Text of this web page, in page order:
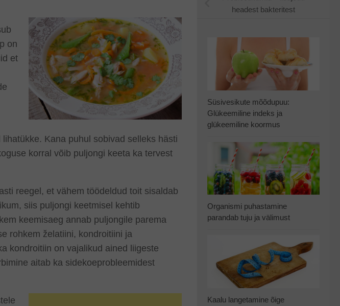
on
et
Kana puhul sobivad selleks hästi
korral võib puljongi keeta ka tervest
reegel, et vähem töödeldud toit sisaldab
siis puljongi keetmisel kehtib
keemisaeg annab puljongile parema
rohkem želatiini, kondroitiini ja
kondroitiin on vajalikud ained liigeste
aitab ka sidekoeprobleemidest
headest bakteritest
Süsivesikute mõõdupuu:
Glükeemiline indeks ja
glükeemiline koormus
Organismi puhastamine
parandab tuju ja välimust
Kaalu langetamine õige